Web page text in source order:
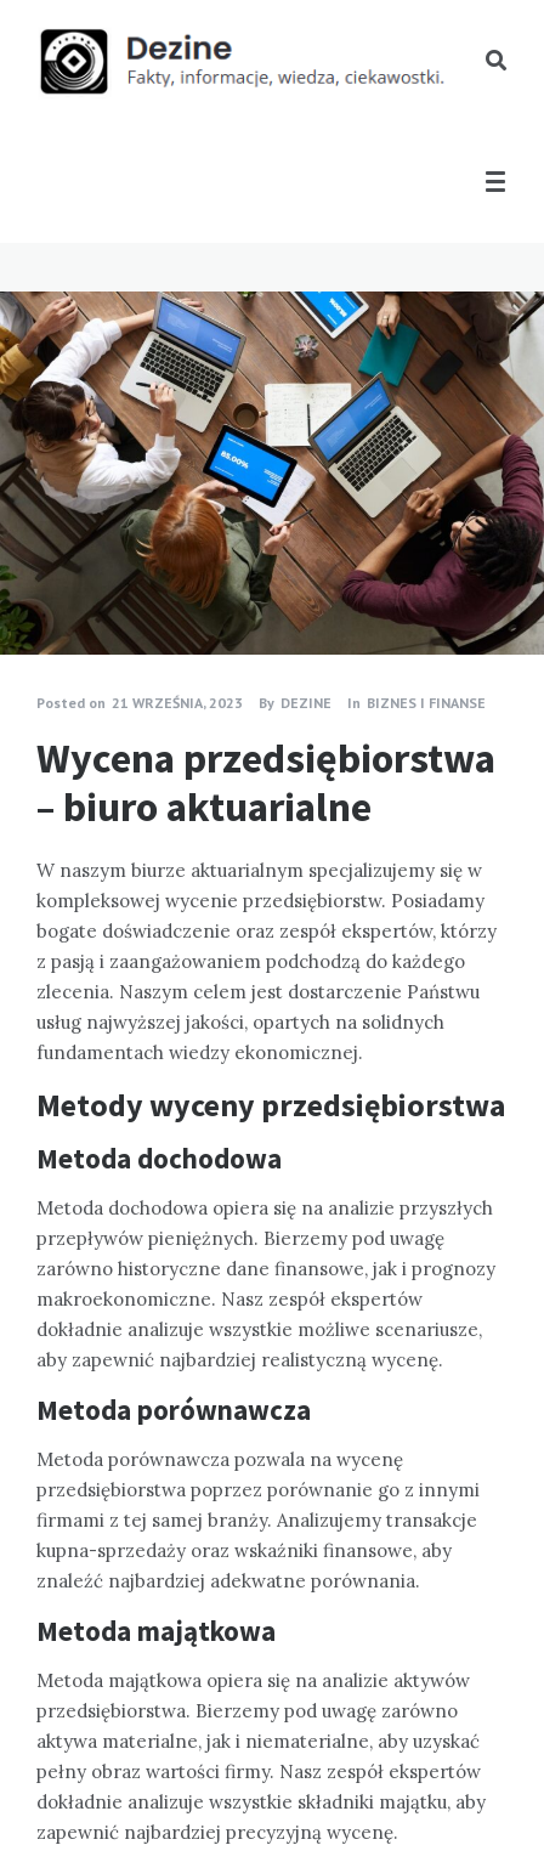
Posted on 21 WRZEŚNIA, 2023 By DEZINE In BIZNES I FINANSE
Wycena przedsiębiorstwa
– biuro aktuarialne
W naszym biurze aktuarialnym specjalizujemy się w
kompleksowej wycenie przedsiębiorstw. Posiadamy
bogate doświadczenie oraz zespół ekspertów, którzy
z pasją i zaangażowaniem podchodzą do każdego
zlecenia. Naszym celem jest dostarczenie Państwu
usług najwyższej jakości, opartych na solidnych
fundamentach wiedzy ekonomicznej.
Metody wyceny przedsiębiorstwa
Metoda dochodowa
Metoda dochodowa opiera się na analizie przyszłych
przepływów pieniężnych. Bierzemy pod uwagę
zarówno historyczne dane finansowe, jak i prognozy
makroekonomiczne. Nasz zespół ekspertów
dokładnie analizuje wszystkie możliwe scenariusze,
aby zapewnić najbardziej realistyczną wycenę.
Metoda porównawcza
Metoda porównawcza pozwala na wycenę
przedsiębiorstwa poprzez porównanie go z innymi
firmami z tej samej branży. Analizujemy transakcje
kupna-sprzedaży oraz wskaźniki finansowe, aby
znaleźć najbardziej adekwatne porównania.
Metoda majątkowa
Metoda majątkowa opiera się na analizie aktywów
przedsiębiorstwa. Bierzemy pod uwagę zarówno
aktywa materialne, jak i niematerialne, aby uzyskać
pełny obraz wartości firmy. Nasz zespół ekspertów
dokładnie analizuje wszystkie składniki majątku, aby
zapewnić najbardziej precyzyjną wycenę.